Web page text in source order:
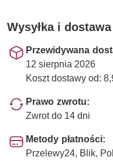
Wysyłka i dostawa
Przewidywana
12 sierpnia 2026
Koszt dostawy od:
Prawo zwrotu:
Zwrot do 14 dni
Metody płatności:
Przelewy24, Blik,